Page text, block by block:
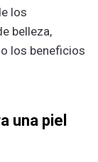
los
belleza,
los beneficios
una piel